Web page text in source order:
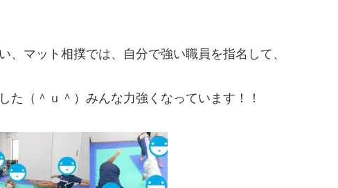
、マット相撲では、自分で強い職員を指名して、
た（＾ｕ＾）みんな力強くなっています！！